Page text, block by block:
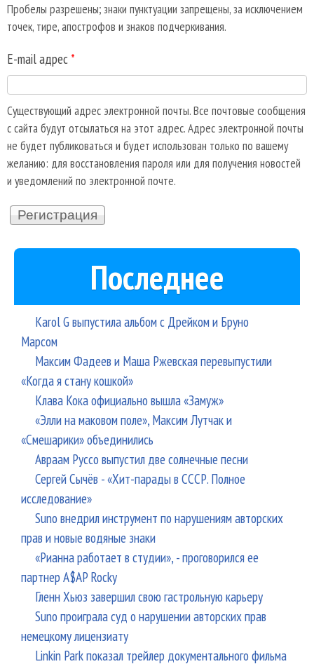
Пробелы разрешены; знаки пунктуации запрещены, за исключением
точек, тире, апострофов и знаков подчеркивания.
E-mail адрес *
Существующий адрес электронной почты. Все почтовые сообщения
с сайта будут отсылаться на этот адрес. Адрес электронной почты
не будет публиковаться и будет использован только по вашему
желанию: для восстановления пароля или для получения новостей
и уведомлений по электронной почте.
Последнее
Karol G выпустила альбом с Дрейком и Бруно
Марсом
Максим Фадеев и Маша Ржевская перевыпустили
«Когда я стану кошкой»
Клава Кока официально вышла «Замуж»
«Элли на маковом поле», Максим Лутчак и
«Смешарики» объединились
Авраам Руссо выпустил две солнечные песни
Сергей Сычёв - «Хит-парады в СССР. Полное
исследование»
Suno внедрил инструмент по нарушениям авторских
прав и новые водяные знаки
«Рианна работает в студии», - проговорился ее
партнер A$AP Rocky
Гленн Хьюз завершил свою гастрольную карьеру
Suno проиграла суд о нарушении авторских прав
немецкому лицензиату
Linkin Park показал трейлер документального фильма